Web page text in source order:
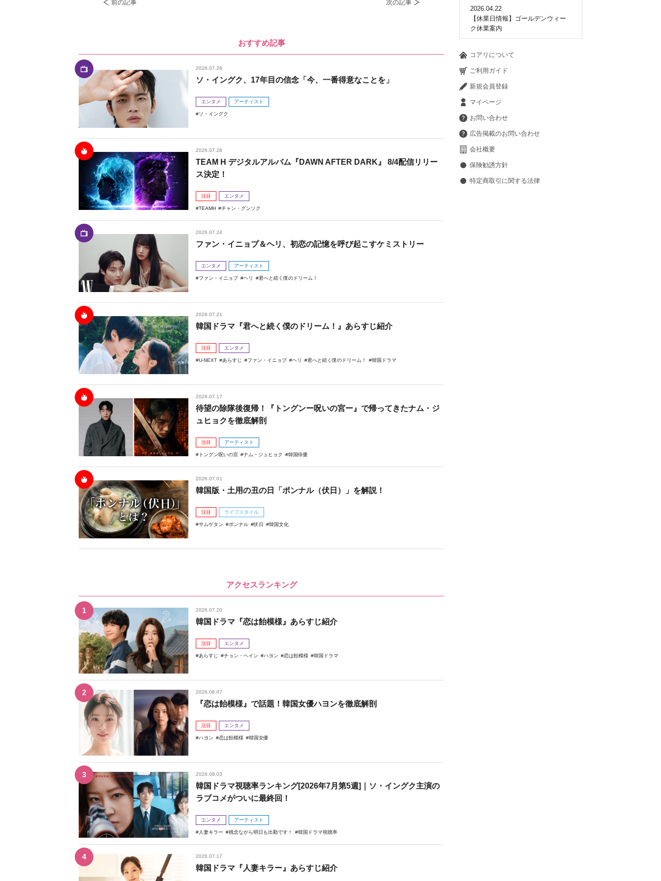
前の記事 次の記事
おすすめ記事
2026.07.28
ソ・イングク、17年目の信念「今、一番得意なことを」
エンタメ アーティスト
ソ・イングク
2026.07.28
TEAM H デジタルアルバム『DAWN AFTER DARK』 8/4配信リリー
ス決定！
注目 エンタメ
TEAMH チャン・グンソク
2026.07.24
ファン・イニョプ＆ヘリ、初恋の記憶を呼び起こすケミストリー
エンタメ アーティスト
ファン・イニョプ ヘリ 君へと続く僕のドリーム！
2026.07.21
韓国ドラマ『君へと続く僕のドリーム！』あらすじ紹介
注目 エンタメ
U-NEXT あらすじ ファン・イニョプ ヘリ 君へと続く僕のドリーム！ 韓国ドラマ
2026.07.17
待望の除隊後復帰！『トングンー呪いの宮ー』で帰ってきたナム・ジ
ュヒョクを徹底解剖
注目 アーティスト
トングン呪いの宮 ナム・ジュヒョク 韓国俳優
2026.07.01
韓国版・土用の丑の日「ポンナル（伏日）」を解説！
注目 ライフスタイル
サムゲタン ポンナル 伏日 韓国文化
アクセスランキング
2026.07.20
韓国ドラマ『恋は飴模様』あらすじ紹介
注目 エンタメ
あらすじ チョン・ヘイン ハヨン 恋は飴模様 韓国ドラマ
2026.08.07
『恋は飴模様』で話題！韓国女優ハヨンを徹底解剖
注目 エンタメ
ハヨン 恋は飴模様 韓国女優
2026.08.03
韓国ドラマ視聴率ランキング[2026年7月第5週]｜ソ・イングク主演の
ラブコメがついに最終回！
エンタメ アーティスト
人妻キラー 残念ながら明日も出勤です！ 韓国ドラマ視聴率
2026.07.17
韓国ドラマ『人妻キラー』あらすじ紹介
2026.04.22
【休業日情報】ゴールデンウィー
ク休業案内
コアリについて
ご利用ガイド
新規会員登録
マイページ
お問い合わせ
広告掲載のお問い合わせ
会社概要
保険勧誘方針
特定商取引に関する法律